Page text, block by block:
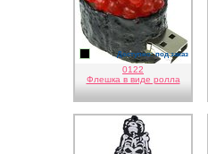
0122
Флешка в виде ролла
черныйДоступно: под заказ